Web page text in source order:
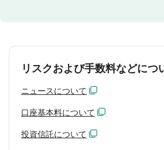
リスクおよび手数料などにつ
ニュースについて
口座基本料について
投資信託について